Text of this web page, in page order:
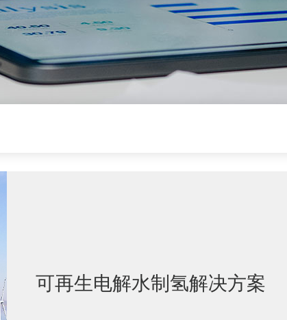
可再生电解水制氢解决方案